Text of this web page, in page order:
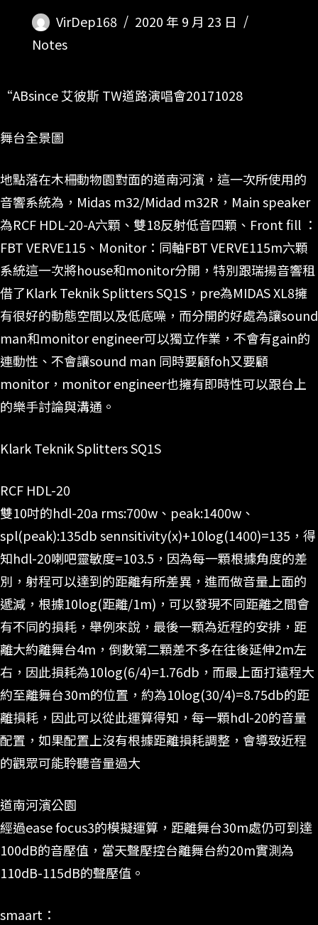
VirDep168
2020 年 9 月 23 日
Notes
“ABsince 艾彼斯 TW道路演唱會20171028
舞台全景圖
地點落在木柵動物園對面的道南河濱，這一次所使用的
音響系統為，Midas m32/Midad m32R，Main speaker
為RCF HDL-20-A六顆、雙18反射低音四顆、Front fill ：
FBT VERVE115、Monitor：同軸FBT VERVE115m六顆
系統這一次將house和monitor分開，特別跟瑞揚音響租
借了Klark Teknik Splitters SQ1S，pre為MIDAS XL8擁
有很好的動態空間以及低底噪，而分開的好處為讓sound
man和monitor engineer可以獨立作業，不會有gain的
連動性、不會讓sound man 同時要顧foh又要顧
monitor，monitor engineer也擁有即時性可以跟台上
的樂手討論與溝通。
Klark Teknik Splitters SQ1S
RCF HDL-20
雙10吋的hdl-20a rms:700w、peak:1400w、
spl(peak):135db sennsitivity(x)+10log(1400)=135，得
知hdl-20喇吧靈敏度=103.5，因為每一顆根據角度的差
別，射程可以達到的距離有所差異，進而做音量上面的
遞減，根據10log(距離/1m)，可以發現不同距離之間會
有不同的損耗，舉例來說，最後一顆為近程的安排，距
離大約離舞台4m，倒數第二顆差不多在往後延伸2m左
右，因此損耗為10log(6/4)=1.76db，而最上面打遠程大
約至離舞台30m的位置，約為10log(30/4)=8.75db的距
離損耗，因此可以從此運算得知，每一顆hdl-20的音量
配置，如果配置上沒有根據距離損耗調整，會導致近程
的觀眾可能聆聽音量過大
道南河濱公園
經過ease focus3的模擬運算，距離舞台30m處仍可到達
100dB的音壓值，當天聲壓控台離舞台約20m實測為
110dB-115dB的聲壓值。
smaart：